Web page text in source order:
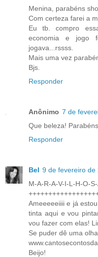
Menina, parabéns
Com certeza farei a
Eu tb. compro
economia e jogo
jogava...rssss.
Mais uma vez
Bjs.
Responder
Anônimo 7 de
Que beleza!
Responder
Bel 9 de fevereiro de
M-A-R-A-V-I-L-H-O-
Ameeeeeiiii e já
tinta aqui e vou
vou fazer com elas!
Se puder dê uma
Beijo!